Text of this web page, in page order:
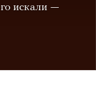
искали —